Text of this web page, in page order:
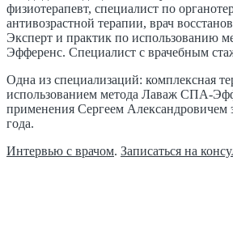
физиотерапевт, специалист по
антивозрастной терапии, врач
Эксперт и практик по использованию
Эфференс. Специалист с врачебным
Одна из специализаций: комплексная
использованием метода Лаваж СПА-
применения Сергеем Александровичем
года.
Интервью с врачом. Записаться на